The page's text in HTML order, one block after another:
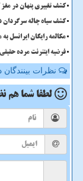
کشف تغییری پنهان در مغز که از حدود 50
کشف سیاه چاله
مکالمه رایگان ایرانسل
فرضیه اینترنت مرده
نظرات
لطفا شما هم